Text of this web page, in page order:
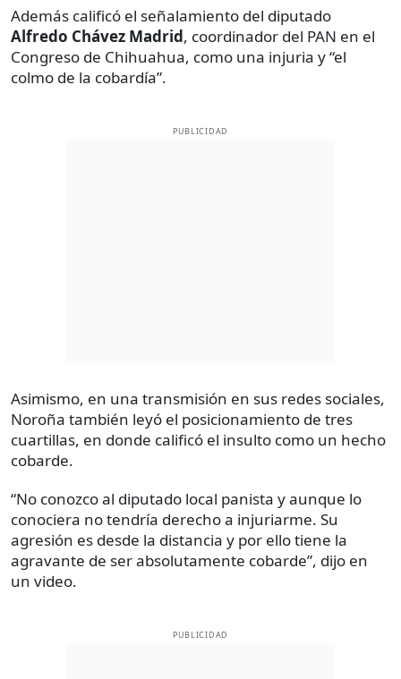
Además calificó el señalamiento del diputado
Alfredo Chávez Madrid, coordinador del PAN en el
Congreso de Chihuahua, como una injuria y “el
colmo de la cobardía”.
PUBLICIDAD
Asimismo, en una transmisión en sus redes sociales,
Noroña también leyó el posicionamiento de tres
cuartillas, en donde calificó el insulto como un hecho
cobarde.
“No conozco al diputado local panista y aunque lo
conociera no tendría derecho a injuriarme. Su
agresión es desde la distancia y por ello tiene la
agravante de ser absolutamente cobarde”, dijo en
un video.
PUBLICIDAD